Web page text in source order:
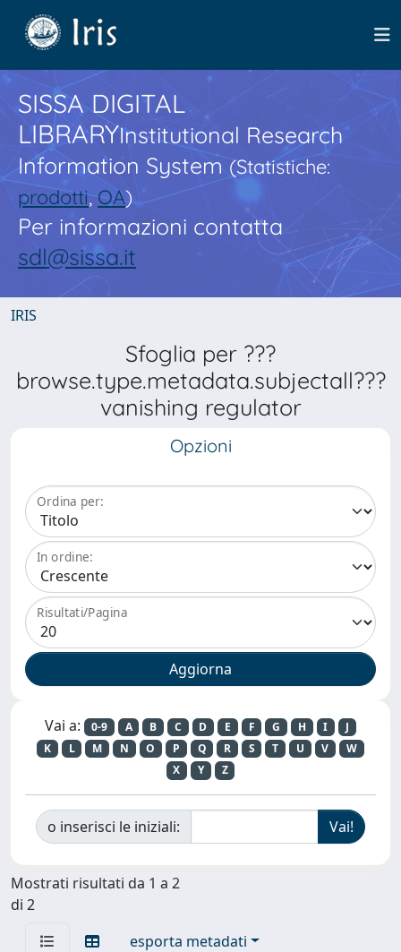
SISSA DIGITAL
LIBRARYInstitutional Research
Information System(Statistiche:
prodotti,OA)
Per informazioni contatta
sdl@sissa.it
IRIS
Sfoglia per ???
browse.type.metadata.subjectall???
vanishing regulator
Opzioni
Ordina per:
In ordine:
Risultati/Pagina
Vai a: 0-9 A B C D E F G H I
J
K
L M N O P Q R S T U V
W
X
Y Z
o inserisci le iniziali:
Mostrati risultati da 1 a 2
di 2
esporta metadati